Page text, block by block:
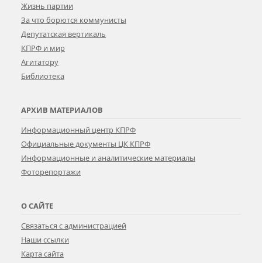
Жизнь партии
За что борются коммунисты
Депутатская вертикаль
КПРФ и мир
Агитатору
Библиотека
АРХИВ МАТЕРИАЛОВ
Информационный центр КПРФ
Официальные документы ЦК КПРФ
Информационные и аналитические материалы
Фоторепортажи
О САЙТЕ
Связаться с администрацией
Наши ссылки
Карта сайта